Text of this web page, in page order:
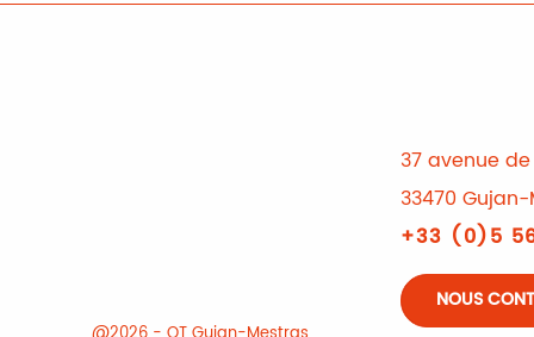
37 avenue
33470
+33 (0)5
NOUS